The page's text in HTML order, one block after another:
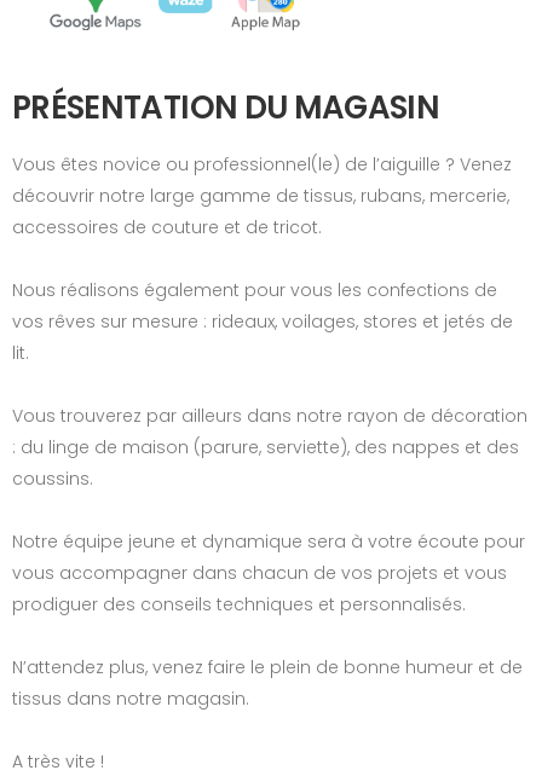
PRÉSENTATION DU MAGASIN
Vous êtes novice ou professionnel(le) de l’aiguille ? Venez
découvrir notre large gamme de tissus, rubans, mercerie,
accessoires de couture et de tricot.
Nous réalisons également pour vous les confections de
vos rêves sur mesure : rideaux, voilages, stores et jetés de
lit.
Vous trouverez par ailleurs dans notre rayon de décoration
: du linge de maison (parure, serviette), des nappes et des
coussins.
Notre équipe jeune et dynamique sera à votre écoute pour
vous accompagner dans chacun de vos projets et vous
prodiguer des conseils techniques et personnalisés.
N’attendez plus, venez faire le plein de bonne humeur et de
tissus dans notre magasin.
A très vite !